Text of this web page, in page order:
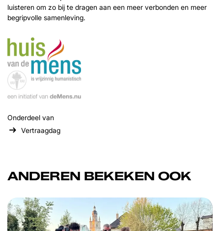
luisteren om zo bij te dragen aan een meer verbonden en meer
begripvolle samenleving.
Onderdeel van
Vertraagdag
ANDEREN BEKEKEN OOK
Overslaan